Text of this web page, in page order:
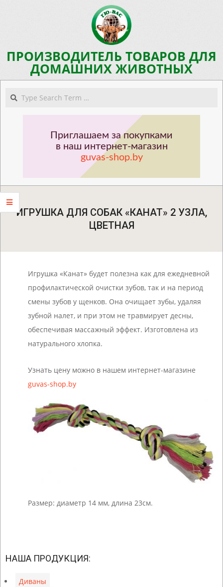
ПРОИЗВОДИТЕЛЬ ТОВАРОВ ДЛЯ
ДОМАШНИХ ЖИВОТНЫХ
Menu
Search
Приглашаем за покупками
в наш интернет-магазин
guvas-shop.by
ИГРУШКА ДЛЯ СОБАК «КАНАТ» 2 УЗЛА,
ЦВЕТНАЯ
Игрушка «Канат» будет полезна как для ежедневной
профилактической очистки зубов, так и на период
смены зубов у щенков. Она очищает зубы, удаляя
зубной налет, и при этом не травмирует десны,
обеспечивая массажный эффект. Изготовлена из
натурального хлопка.
Узнать цену можно в нашем интернет-магазине
guvas-shop.by
Размер: диаметр 14 мм, длина 23см.
04-
НАША ПРОДУКЦИЯ:
Диваны